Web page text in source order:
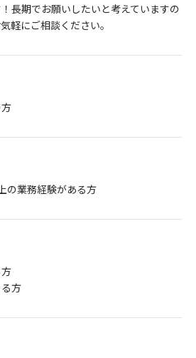
長期でお願いしたいと考えていますの
軽にご相談ください。
の業務経験がある方
方